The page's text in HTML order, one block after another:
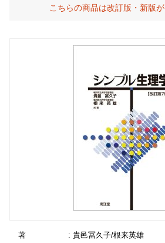
こちらの商品は改訂版・新版が
著
: 貴邑冨久子/根来英雄